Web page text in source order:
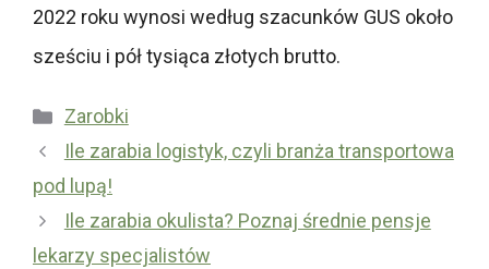
2022 roku wynosi według szacunków GUS około
sześciu i pół tysiąca złotych brutto.
Kategorie
Zarobki
Ile zarabia logistyk, czyli branża transportowa
pod lupą!
Ile zarabia okulista? Poznaj średnie pensje
lekarzy specjalistów